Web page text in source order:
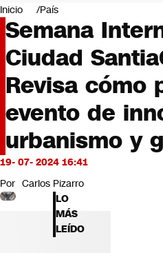
Negocios
Deportes
Programas completos
Cultura
Servicios
Bits
CNN tiempo
Futuro 360
Opinión
Inicio País
Semana
Ciudad
Revisa cómo
evento de
urbanismo y
19- 07- 2024 16:41
Por Carlos Pizarro
LO
MÁS
LEÍDO